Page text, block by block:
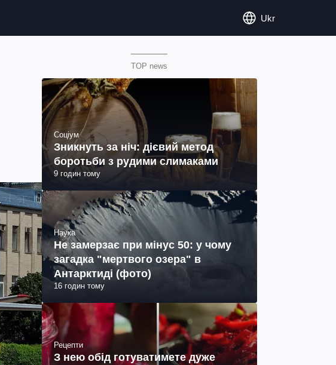
Ukr
TOP news
Соціум
Зникнуть за ніч: дієвий метод
боротьби з рудими слимаками
9 годин тому
Наука
Не замерзає при мінус 50: у чому
загадка "мертвого озера" в
Антарктиді (фото)
16 годин тому
Рецепти
З нею обід готуватимете дуже